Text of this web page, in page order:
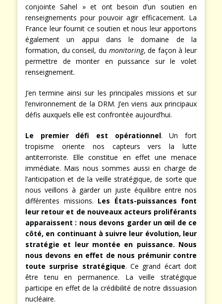
conjointe Sahel » et ont besoin d’un soutien en
renseignements pour pouvoir agir efficacement. La
France leur fournit ce soutien et nous leur apportons
également un appui dans le domaine de la
formation, du conseil, du monitoring, de façon à leur
permettre de monter en puissance sur le volet
renseignement.
J’en termine ainsi sur les principales missions et sur
l’environnement de la DRM. J’en viens aux principaux
défis auxquels elle est confrontée aujourd’hui.
Le premier défi est opérationnel. Un fort
tropisme oriente nos capteurs vers la lutte
antiterroriste. Elle constitue en effet une menace
immédiate. Mais nous sommes aussi en charge de
l’anticipation et de la veille stratégique, de sorte que
nous veillons à garder un juste équilibre entre nos
différentes missions. Les États-puissances font
leur retour et de nouveaux acteurs proliférants
apparaissent : nous devons garder un œil de ce
côté, en continuant à suivre leur évolution, leur
stratégie et leur montée en puissance. Nous
nous devons en effet de nous prémunir contre
toute surprise stratégique. Ce grand écart doit
être tenu en permanence. La veille stratégique
participe en effet de la crédibilité de notre dissuasion
nucléaire.